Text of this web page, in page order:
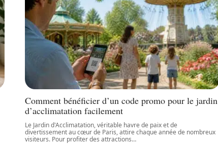
Comment bénéficier d’un code promo pour le jardin
d’acclimatation facilement
Le Jardin d'Acclimatation, véritable havre de paix et de
divertissement au cœur de Paris, attire chaque année de nombreux
visiteurs. Pour profiter des attractions…